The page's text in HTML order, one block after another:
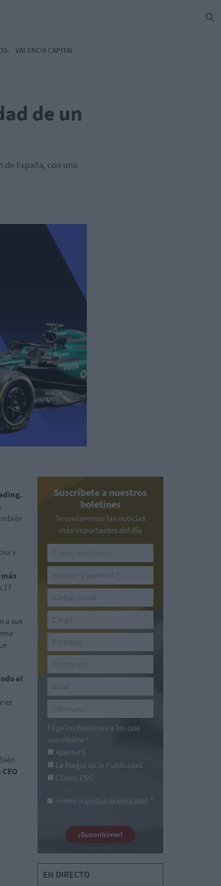
VALENCIA CAPITAL
de un
España, con una
y
17
a sus
el
es
CEO
Suscríbete a nuestros
boletines
Te enviaremos las noticias
más importantes del día
Elige los boletines a los que
suscribirte *
Apertura
La Magia de la Publicidad
Claves ESG
Acepto la política de privacidad. *
¡Suscribirme!
EN DIRECTO